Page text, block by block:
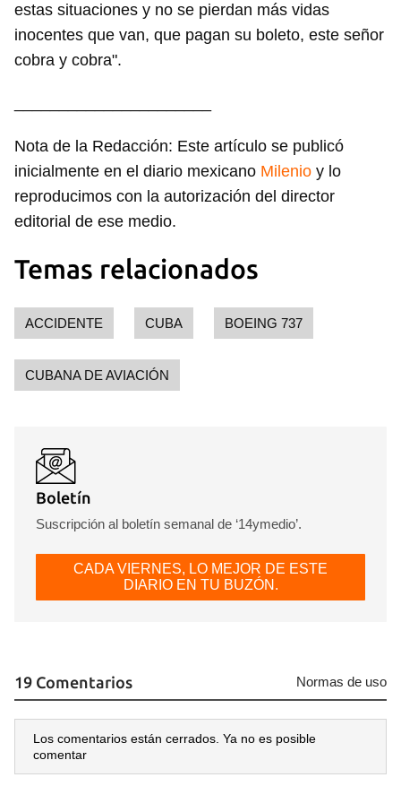
estas situaciones y no se pierdan más vidas
inocentes que van, que pagan su boleto, este señor
cobra y cobra".
Nota de la Redacción: Este artículo se publicó
inicialmente en el diario mexicano Milenio y lo
reproducimos con la autorización del director
editorial de ese medio.
Temas relacionados
ACCIDENTE CUBA BOEING 737
CUBANA DE AVIACIÓN
Boletín
Suscripción al boletín semanal de ‘14ymedio’.
CADA VIERNES, LO MEJOR DE ESTE
DIARIO EN TU BUZÓN.
19 Comentarios Normas de uso
Los comentarios están cerrados. Ya no es posible
comentar